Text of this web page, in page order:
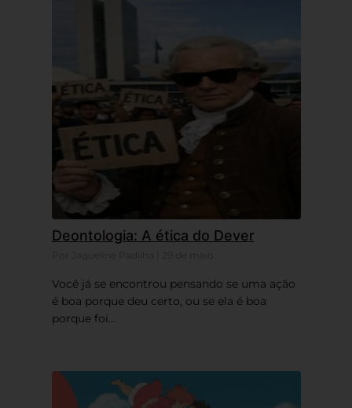
Deontologia: A ética do Dever
Você já se encontrou pensando se uma ação
é boa porque deu certo, ou se ela é boa
porque foi...